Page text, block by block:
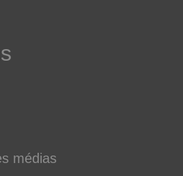
médias